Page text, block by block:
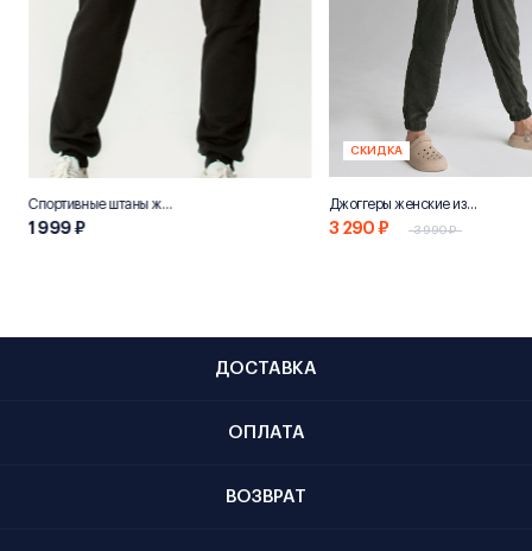
Спортивные штаны женские «НН800»
1 999 ₽
СКИДКА
Джоггеры женские из переработанного хлопка "Эко 800"
3 290 ₽ 3 990 ₽
ДОСТАВКА
ОПЛАТА
ВОЗВРАТ